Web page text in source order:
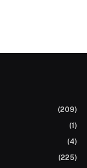
(209)
(1)
(4)
(225)